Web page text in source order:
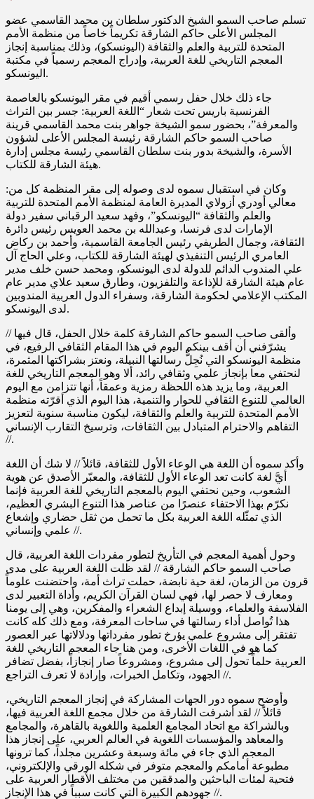
تسلم صاحب السمو الشيخ الدكتور سلطان بن محمد القاسمي عضو
المجلس الأعلى حاكم الشارقة تكريماً خاصاً من منظمة الأمم
المتحدة للتربية والعلم والثقافة (اليونسكو)، وذلك بمناسبة إنجاز
المعجم التاريخي للغة العربية، وإدراج المعجم رسمياً في مكتبة
اليونسكو.
جاء ذلك خلال حفل رسمي أقيم في مقر اليونسكو بالعاصمة
الفرنسية باريس تحت شعار “اللغة العربية: جسر بين التراث
والمعرفة”، بحضور سمو الشيخة جواهر بنت محمد القاسمي قرينة
صاحب السمو حاكم الشارقة رئيسة المجلس الأعلى لشؤون
الأسرة، والشيخة بدور بنت سلطان القاسمي رئيسة مجلس إدارة
هيئة الشارقة للكتاب.
وكان في استقبال سموه لدى وصوله إلى مقر المنظمة كل من:
معالي أودري أزولاي المديرة العامة لمنظمة الأمم المتحدة للتربية
والعلم والثقافة “اليونسكو”، وفهد سعيد الرقباني سفير دولة
الإمارات لدى فرنسا، وعبدالله بن محمد العويس رئيس دائرة
الثقافة، وجمال الطريفي رئيس الجامعة القاسمية، وأحمد بن ركاض
العامري الرئيس التنفيذي لهيئة الشارقة للكتاب، وعلي الحاج آل
علي المندوب الدائم للدولة لدى اليونسكو، ومحمد حسن خلف مدير
عام هيئة الشارقة للإذاعة والتلفزيون، وطارق سعيد علاي مدير عام
المكتب الإعلامي لحكومة الشارقة، وسفراء الدول العربية المندوبين
لدى اليونسكو.
وألقى صاحب السمو حاكم الشارقة كلمة خلال الحفل، قال فيها //
يشرّفني أن أقف بينكم اليوم في هذا المقام الثقافي الرفيع، في
منظمة اليونسكو التي نُجِلُّ رسالتها النبيلة، ونعتز بشراكتها المثمرة،
لنحتفي معا بإنجاز علمي وثقافي رائد، ألا وهو المعجم التاريخي للغة
العربية، وما يزيد هذه اللحظة رمزية وعمقاً، أنها تتزامن مع اليوم
العالمي للتنوع الثقافي للحوار والتنمية، هذا اليوم الذي أقرّته منظمة
الأمم المتحدة للتربية والعلم والثقافة، ليكون مناسبة سنوية لتعزيز
التفاهم والاحترام المتبادل بين الثقافات، وترسيخ التقارب الإنساني
//.
وأكد سموه أن اللغة هي الوعاء الأول للثقافة، قائلاً // لا شك أن اللغة
أيَّ لغة كانت تعد الوعاء الأول للثقافة، والمعبّر الأصدق عن هوية
الشعوب، وحين نحتفي اليوم بالمعجم التاريخي للغة العربية فإنما
نكرّم بهذا الاحتفاء عنصرًا من عناصر هذا التنوع البشري العظيم،
الذي تمثّله اللغة العربية بكل ما تحمل من ثقل حضاري وإشعاع
علمي وإنساني //.
وحول أهمية المعجم في التأريخ لتطور مفردات اللغة العربية، قال
صاحب السمو حاكم الشارقة // لقد ظلت اللغة العربية على مدى
قرون من الزمان، لغة حية نابضة، حملت تراث أمة، واحتضنت علوماً
ومعارف لا حصر لها، فهي لسان القرآن الكريم، وأداة التعبير لدى
الفلاسفة والعلماء، ووسيلة إبداع الشعراء والمفكرين، وهي إلى يومنا
هذا تُواصل أداء رسالتها في ساحات المعرفة، ومع ذلك كله كانت
تفتقر إلى مشروع علمي يؤرخ تطور مفرداتها ودلالاتها عبر العصور
كما هو في اللغات الأخرى، ومن هنا جاء المعجم التاريخي للغة
العربية حلماً تحول إلى مشروع، ومشروعاً صار إنجازاً، بفضل تضافر
الجهود، وتكامل الخبرات، وإرادة لا تعرف التراجع //.
وأوضح سموه دور الجهات المشاركة في إنجاز المعجم التاريخي،
قائلاً // لقد أشرفت الشارقة من خلال مجمع اللغة العربية فيها،
وبالشراكة مع اتحاد المجامع العلمية واللغوية بالقاهرة، والمجامع
والمعاهد والمؤسسات اللغوية في العالم العربي، على إنجاز هذا
المعجم الذي جاء في مائة وسبعة وعشرين مجلداً، كما ترونها
مطبوعة أمامكم والمعجم متوفر في شكله الورقي والإلكتروني،
فتحية لمئات الباحثين والمدققين من مختلف الأقطار العربية على
جهودهم الكبيرة التي كانت سبباً في هذا الإنجاز //.